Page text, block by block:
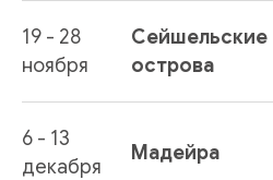
19 - 28
ноября
Сейшельские
острова
6 - 13
декабря
Мадейра